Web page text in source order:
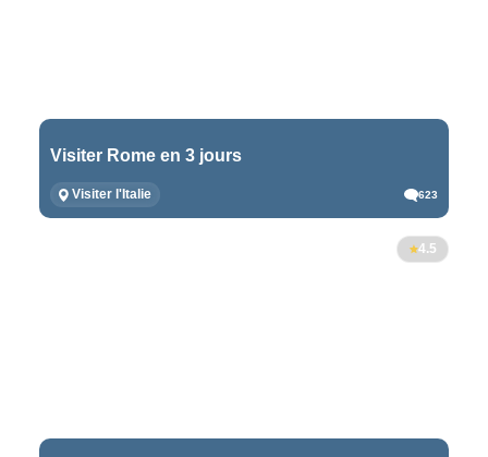
Visiter Rome en 3 jours
Visiter l'Italie 623
4.5